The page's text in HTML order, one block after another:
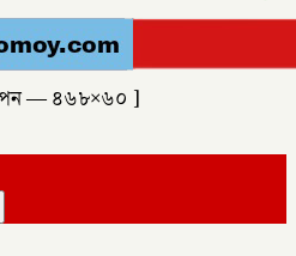
— ৪৬৮×৬০ ]